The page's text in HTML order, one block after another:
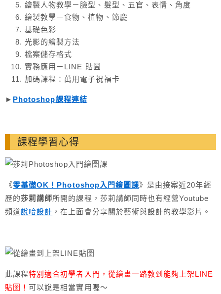
繪製人物教學－臉型、髮型、五官、表情、角度
繪製教學－食物、植物、節慶
基礎色彩
光影的繪製方法
檔案儲存格式
實務應用－LINE 貼圖
加碼課程：萬用電子祝福卡
► Photoshop課程連結
課程學習心得
《零基礎OK！Photoshop入門繪圖課》是由接案近20年經
歷的莎莉講師所開的課程，莎莉講師同時也有經營Youtube
頻道說哈設計 ，在上面會分享關於藝術與設計的教學影片。
此課程特別適合初學者入門，從繪畫一路教到能夠上架LINE
貼圖！可以說是相當實用喔～